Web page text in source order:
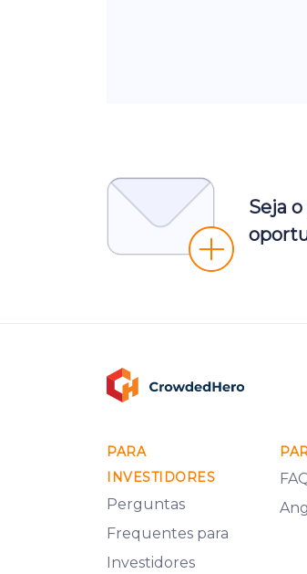
Seja
PARA
INVESTIDORES
Perguntas
Frequentes para
Investidores